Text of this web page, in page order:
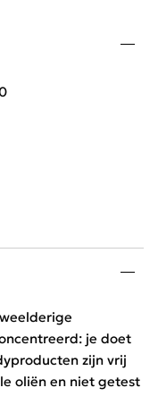
je doet
zijn vrij
oliën en niet getest